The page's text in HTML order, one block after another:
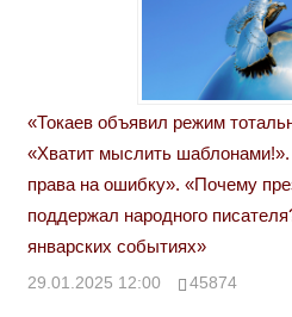
«Токаев объявил режим
«Хватит мыслить шаблонами!».
права на ошибку». «Почему
поддержал народного
январских событиях»
29.01.2025 12:00 45874